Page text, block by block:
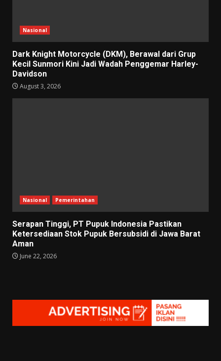
Nasional
Dark Knight Motorcycle (DKM), Berawal dari Grup
Kecil Sunmori Kini Jadi Wadah Penggemar Harley-
Davidson
August 3, 2026
Nasional Pemerintahan
Serapan Tinggi, PT Pupuk Indonesia Pastikan
Ketersediaan Stok Pupuk Bersubsidi di Jawa Barat
Aman
June 22, 2026